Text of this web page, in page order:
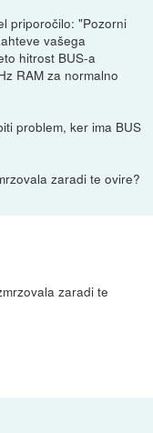
priporočilo: "Pozorni
vašega
hitrost BUS-a
RAM za normalno
problem, ker ima BUS
zaradi te ovire?
zaradi te